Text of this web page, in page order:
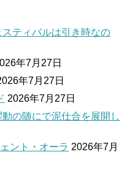
ティバルは引き時なの
年7月27日
年7月27日
2026年7月27日
の随にで泥仕合を展開し
ント・オーラ 2026年7月